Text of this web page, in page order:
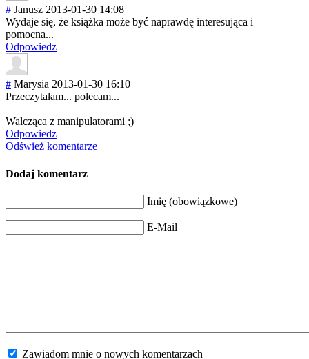
# Janusz 2013-01-30 14:08
Wydaje się, że książka może być naprawdę interesująca i
pomocna...
Odpowiedz
# Marysia 2013-01-30 16:10
Przeczytałam... polecam...
Walcząca z manipulatorami ;)
Odpowiedz
Odśwież komentarze
Dodaj komentarz
Imię (obowiązkowe)
E-Mail
Zawiadom mnie o nowych komentarzach